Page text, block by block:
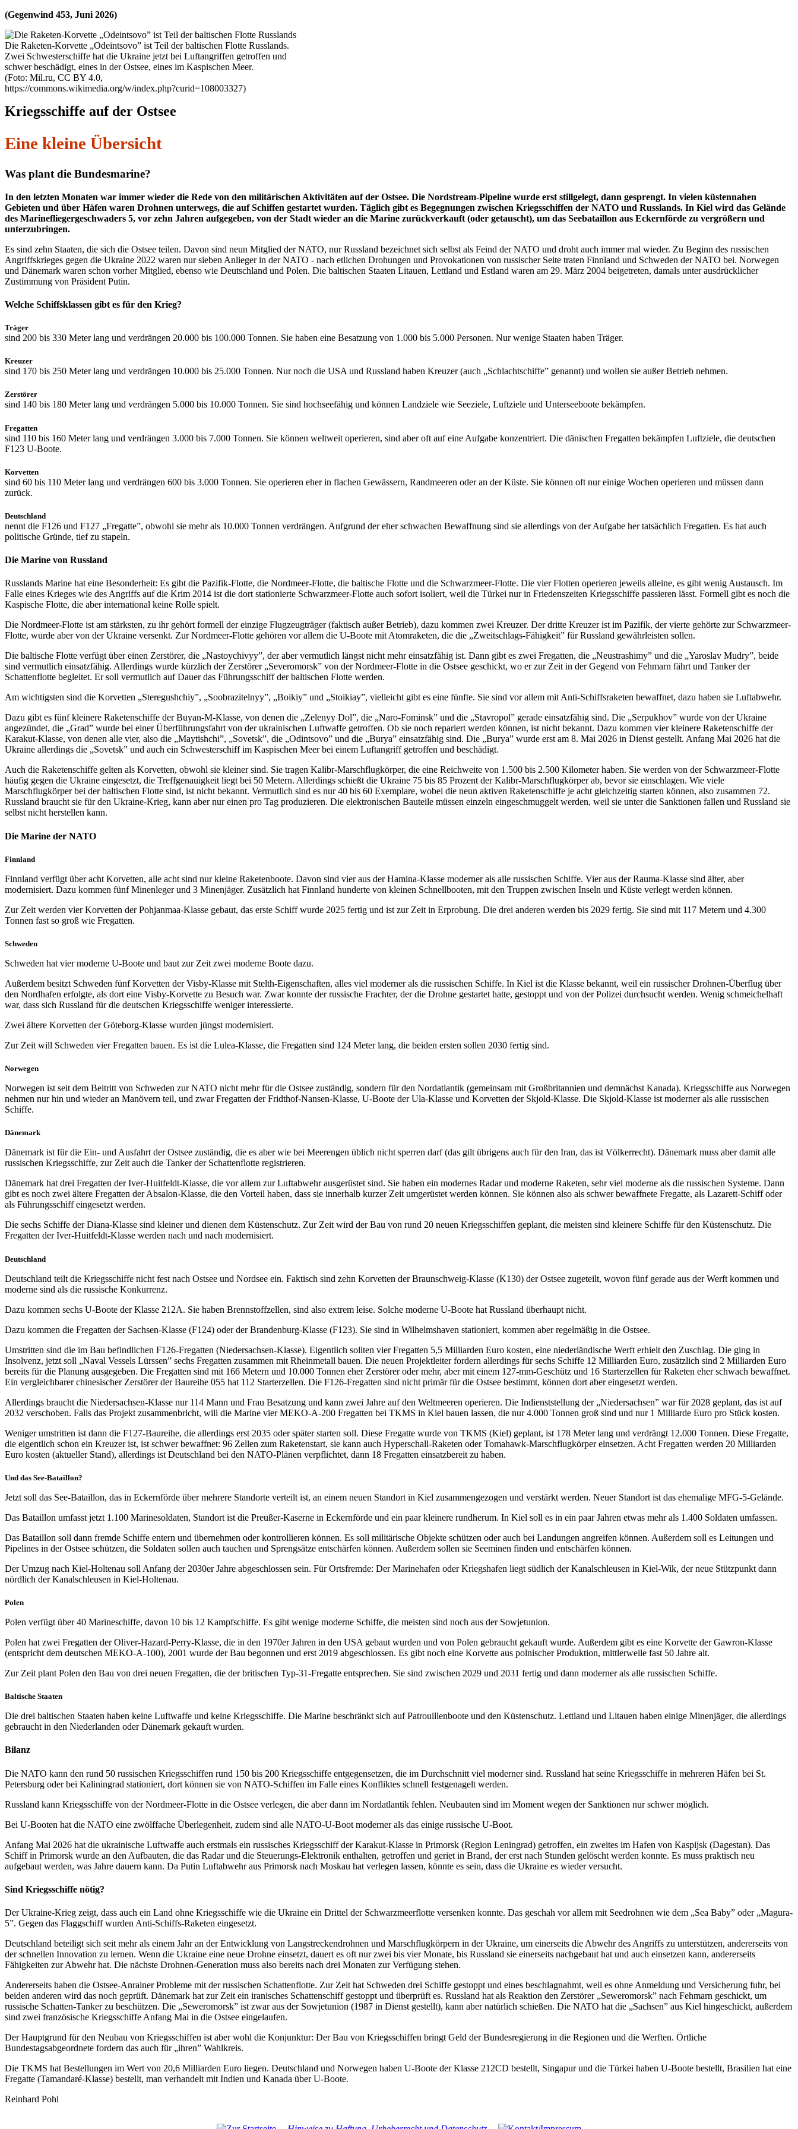
(Gegenwind 453, Juni 2026)
Die Raketen-Korvette „Odeintsovo” ist Teil der baltischen Flotte Russlands.
Zwei Schwesterschiffe hat die Ukraine jetzt bei Luftangriffen getroffen und
schwer beschädigt, eines in der Ostsee, eines im Kaspischen Meer.
(Foto: Mil.ru, CC BY 4.0,
https://commons.wikimedia.org/w/index.php?curid=108003327)
Kriegsschiffe auf der Ostsee
Eine kleine Übersicht
Was plant die Bundesmarine?
In den letzten Monaten war immer wieder die Rede von den militärischen Aktivitäten auf der Ostsee. Die Nordstream-Pipeline wurde erst stillgelegt, dann gesprengt. In vielen küstennahen
Gebieten und über Häfen waren Drohnen unterwegs, die auf Schiffen gestartet wurden. Täglich gibt es Begegnungen zwischen Kriegsschiffen der NATO und Russlands. In Kiel wird das Gelände
des Marinefliegergeschwaders 5, vor zehn Jahren aufgegeben, von der Stadt wieder an die Marine zurückverkauft (oder getauscht), um das Seebataillon aus Eckernförde zu vergrößern und
unterzubringen.
Es sind zehn Staaten, die sich die Ostsee teilen. Davon sind neun Mitglied der NATO, nur Russland bezeichnet sich selbst als Feind der NATO und droht auch immer mal wieder. Zu Beginn des russischen
Angriffskrieges gegen die Ukraine 2022 waren nur sieben Anlieger in der NATO - nach etlichen Drohungen und Provokationen von russischer Seite traten Finnland und Schweden der NATO bei. Norwegen
und Dänemark waren schon vorher Mitglied, ebenso wie Deutschland und Polen. Die baltischen Staaten Litauen, Lettland und Estland waren am 29. März 2004 beigetreten, damals unter ausdrücklicher
Zustimmung von Präsident Putin.
Welche Schiffsklassen gibt es für den Krieg?
Träger
sind 200 bis 330 Meter lang und verdrängen 20.000 bis 100.000 Tonnen. Sie haben eine Besatzung von 1.000 bis 5.000 Personen. Nur wenige Staaten haben Träger.
Kreuzer
sind 170 bis 250 Meter lang und verdrängen 10.000 bis 25.000 Tonnen. Nur noch die USA und Russland haben Kreuzer (auch „Schlachtschiffe” genannt) und wollen sie außer Betrieb nehmen.
Zerstörer
sind 140 bis 180 Meter lang und verdrängen 5.000 bis 10.000 Tonnen. Sie sind hochseefähig und können Landziele wie Seeziele, Luftziele und Unterseeboote bekämpfen.
Fregatten
sind 110 bis 160 Meter lang und verdrängen 3.000 bis 7.000 Tonnen. Sie können weltweit operieren, sind aber oft auf eine Aufgabe konzentriert. Die dänischen Fregatten bekämpfen Luftziele, die deutschen
F123 U-Boote.
Korvetten
sind 60 bis 110 Meter lang und verdrängen 600 bis 3.000 Tonnen. Sie operieren eher in flachen Gewässern, Randmeeren oder an der Küste. Sie können oft nur einige Wochen operieren und müssen dann
zurück.
Deutschland
nennt die F126 und F127 „Fregatte”, obwohl sie mehr als 10.000 Tonnen verdrängen. Aufgrund der eher schwachen Bewaffnung sind sie allerdings von der Aufgabe her tatsächlich Fregatten. Es hat auch
politische Gründe, tief zu stapeln.
Die Marine von Russland
Russlands Marine hat eine Besonderheit: Es gibt die Pazifik-Flotte, die Nordmeer-Flotte, die baltische Flotte und die Schwarzmeer-Flotte. Die vier Flotten operieren jeweils alleine, es gibt wenig Austausch. Im
Falle eines Krieges wie des Angriffs auf die Krim 2014 ist die dort stationierte Schwarzmeer-Flotte auch sofort isoliert, weil die Türkei nur in Friedenszeiten Kriegsschiffe passieren lässt. Formell gibt es noch die
Kaspische Flotte, die aber international keine Rolle spielt.
Die Nordmeer-Flotte ist am stärksten, zu ihr gehört formell der einzige Flugzeugträger (faktisch außer Betrieb), dazu kommen zwei Kreuzer. Der dritte Kreuzer ist im Pazifik, der vierte gehörte zur Schwarzmeer-
Flotte, wurde aber von der Ukraine versenkt. Zur Nordmeer-Flotte gehören vor allem die U-Boote mit Atomraketen, die die „Zweitschlags-Fähigkeit” für Russland gewährleisten sollen.
Die baltische Flotte verfügt über einen Zerstörer, die „Nastoychivyy”, der aber vermutlich längst nicht mehr einsatzfähig ist. Dann gibt es zwei Fregatten, die „Neustrashimy” und die „Yaroslav Mudry”, beide
sind vermutlich einsatzfähig. Allerdings wurde kürzlich der Zerstörer „Severomorsk” von der Nordmeer-Flotte in die Ostsee geschickt, wo er zur Zeit in der Gegend von Fehmarn fährt und Tanker der
Schattenflotte begleitet. Er soll vermutlich auf Dauer das Führungsschiff der baltischen Flotte werden.
Am wichtigsten sind die Korvetten „Steregushchiy”, „Soobrazitelnyy”, „Boikiy” und „Stoikiay”, vielleicht gibt es eine fünfte. Sie sind vor allem mit Anti-Schiffsraketen bewaffnet, dazu haben sie Luftabwehr.
Dazu gibt es fünf kleinere Raketenschiffe der Buyan-M-Klasse, von denen die „Zelenyy Dol”, die „Naro-Fominsk” und die „Stavropol” gerade einsatzfähig sind. Die „Serpukhov” wurde von der Ukraine
angezündet, die „Grad” wurde bei einer Überführungsfahrt von der ukrainischen Luftwaffe getroffen. Ob sie noch repariert werden können, ist nicht bekannt. Dazu kommen vier kleinere Raketenschiffe der
Karakut-Klasse, von denen alle vier, also die „Maytishchi”, „Sovetsk”, die „Odintsovo” und die „Burya” einsatzfähig sind. Die „Burya” wurde erst am 8. Mai 2026 in Dienst gestellt. Anfang Mai 2026 hat die
Ukraine allerdings die „Sovetsk” und auch ein Schwesterschiff im Kaspischen Meer bei einem Luftangriff getroffen und beschädigt.
Auch die Raketenschiffe gelten als Korvetten, obwohl sie kleiner sind. Sie tragen Kalibr-Marschflugkörper, die eine Reichweite von 1.500 bis 2.500 Kilometer haben. Sie werden von der Schwarzmeer-Flotte
häufig gegen die Ukraine eingesetzt, die Treffgenauigkeit liegt bei 50 Metern. Allerdings schießt die Ukraine 75 bis 85 Prozent der Kalibr-Marschflugkörper ab, bevor sie einschlagen. Wie viele
Marschflugkörper bei der baltischen Flotte sind, ist nicht bekannt. Vermutlich sind es nur 40 bis 60 Exemplare, wobei die neun aktiven Raketenschiffe je acht gleichzeitig starten können, also zusammen 72.
Russland braucht sie für den Ukraine-Krieg, kann aber nur einen pro Tag produzieren. Die elektronischen Bauteile müssen einzeln eingeschmuggelt werden, weil sie unter die Sanktionen fallen und Russland sie
selbst nicht herstellen kann.
Die Marine der NATO
Finnland
Finnland verfügt über acht Korvetten, alle acht sind nur kleine Raketenboote. Davon sind vier aus der Hamina-Klasse moderner als alle russischen Schiffe. Vier aus der Rauma-Klasse sind älter, aber
modernisiert. Dazu kommen fünf Minenleger und 3 Minenjäger. Zusätzlich hat Finnland hunderte von kleinen Schnellbooten, mit den Truppen zwischen Inseln und Küste verlegt werden können.
Zur Zeit werden vier Korvetten der Pohjanmaa-Klasse gebaut, das erste Schiff wurde 2025 fertig und ist zur Zeit in Erprobung. Die drei anderen werden bis 2029 fertig. Sie sind mit 117 Metern und 4.300
Tonnen fast so groß wie Fregatten.
Schweden
Schweden hat vier moderne U-Boote und baut zur Zeit zwei moderne Boote dazu.
Außerdem besitzt Schweden fünf Korvetten der Visby-Klasse mit Stelth-Eigenschaften, alles viel moderner als die russischen Schiffe. In Kiel ist die Klasse bekannt, weil ein russischer Drohnen-Überflug über
den Nordhafen erfolgte, als dort eine Visby-Korvette zu Besuch war. Zwar konnte der russische Frachter, der die Drohne gestartet hatte, gestoppt und von der Polizei durchsucht werden. Wenig schmeichelhaft
war, dass sich Russland für die deutschen Kriegsschiffe weniger interessierte.
Zwei ältere Korvetten der Göteborg-Klasse wurden jüngst modernisiert.
Zur Zeit will Schweden vier Fregatten bauen. Es ist die Lulea-Klasse, die Fregatten sind 124 Meter lang, die beiden ersten sollen 2030 fertig sind.
Norwegen
Norwegen ist seit dem Beitritt von Schweden zur NATO nicht mehr für die Ostsee zuständig, sondern für den Nordatlantik (gemeinsam mit Großbritannien und demnächst Kanada). Kriegsschiffe aus Norwegen
nehmen nur hin und wieder an Manövern teil, und zwar Fregatten der Fridthof-Nansen-Klasse, U-Boote der Ula-Klasse und Korvetten der Skjold-Klasse. Die Skjold-Klasse ist moderner als alle russischen
Schiffe.
Dänemark
Dänemark ist für die Ein- und Ausfahrt der Ostsee zuständig, die es aber wie bei Meerengen üblich nicht sperren darf (das gilt übrigens auch für den Iran, das ist Völkerrecht). Dänemark muss aber damit alle
russischen Kriegsschiffe, zur Zeit auch die Tanker der Schattenflotte registrieren.
Dänemark hat drei Fregatten der Iver-Huitfeldt-Klasse, die vor allem zur Luftabwehr ausgerüstet sind. Sie haben ein modernes Radar und moderne Raketen, sehr viel moderne als die russischen Systeme. Dann
gibt es noch zwei ältere Fregatten der Absalon-Klasse, die den Vorteil haben, dass sie innerhalb kurzer Zeit umgerüstet werden können. Sie können also als schwer bewaffnete Fregatte, als Lazarett-Schiff oder
als Führungsschiff eingesetzt werden.
Die sechs Schiffe der Diana-Klasse sind kleiner und dienen dem Küstenschutz. Zur Zeit wird der Bau von rund 20 neuen Kriegsschiffen geplant, die meisten sind kleinere Schiffe für den Küstenschutz. Die
Fregatten der Iver-Huitfeldt-Klasse werden nach und nach modernisiert.
Deutschland
Deutschland teilt die Kriegsschiffe nicht fest nach Ostsee und Nordsee ein. Faktisch sind zehn Korvetten der Braunschweig-Klasse (K130) der Ostsee zugeteilt, wovon fünf gerade aus der Werft kommen und
moderne sind als die russische Konkurrenz.
Dazu kommen sechs U-Boote der Klasse 212A. Sie haben Brennstoffzellen, sind also extrem leise. Solche moderne U-Boote hat Russland überhaupt nicht.
Dazu kommen die Fregatten der Sachsen-Klasse (F124) oder der Brandenburg-Klasse (F123). Sie sind in Wilhelmshaven stationiert, kommen aber regelmäßig in die Ostsee.
Umstritten sind die im Bau befindlichen F126-Fregatten (Niedersachsen-Klasse). Eigentlich sollten vier Fregatten 5,5 Milliarden Euro kosten, eine niederländische Werft erhielt den Zuschlag. Die ging in
Insolvenz, jetzt soll „Naval Vessels Lürssen” sechs Fregatten zusammen mit Rheinmetall bauen. Die neuen Projektleiter fordern allerdings für sechs Schiffe 12 Milliarden Euro, zusätzlich sind 2 Milliarden Euro
bereits für die Planung ausgegeben. Die Fregatten sind mit 166 Metern und 10.000 Tonnen eher Zerstörer oder mehr, aber mit einem 127-mm-Geschütz und 16 Starterzellen für Raketen eher schwach bewaffnet.
Ein vergleichbarer chinesischer Zerstörer der Baureihe 055 hat 112 Starterzellen. Die F126-Fregatten sind nicht primär für die Ostsee bestimmt, können dort aber eingesetzt werden.
Allerdings braucht die Niedersachsen-Klasse nur 114 Mann und Frau Besatzung und kann zwei Jahre auf den Weltmeeren operieren. Die Indienststellung der „Niedersachsen” war für 2028 geplant, das ist auf
2032 verschoben. Falls das Projekt zusammenbricht, will die Marine vier MEKO-A-200 Fregatten bei TKMS in Kiel bauen lassen, die nur 4.000 Tonnen groß sind und nur 1 Milliarde Euro pro Stück kosten.
Weniger umstritten ist dann die F127-Baureihe, die allerdings erst 2035 oder später starten soll. Diese Fregatte wurde von TKMS (Kiel) geplant, ist 178 Meter lang und verdrängt 12.000 Tonnen. Diese Fregatte,
die eigentlich schon ein Kreuzer ist, ist schwer bewaffnet: 96 Zellen zum Raketenstart, sie kann auch Hyperschall-Raketen oder Tomahawk-Marschflugkörper einsetzen. Acht Fregatten werden 20 Milliarden
Euro kosten (aktueller Stand), allerdings ist Deutschland bei den NATO-Plänen verpflichtet, dann 18 Fregatten einsatzbereit zu haben.
Und das See-Bataillon?
Jetzt soll das See-Bataillon, das in Eckernförde über mehrere Standorte verteilt ist, an einem neuen Standort in Kiel zusammengezogen und verstärkt werden. Neuer Standort ist das ehemalige MFG-5-Gelände.
Das Bataillon umfasst jetzt 1.100 Marinesoldaten, Standort ist die Preußer-Kaserne in Eckernförde und ein paar kleinere rundherum. In Kiel soll es in ein paar Jahren etwas mehr als 1.400 Soldaten umfassen.
Das Bataillon soll dann fremde Schiffe entern und übernehmen oder kontrollieren können. Es soll militärische Objekte schützen oder auch bei Landungen angreifen können. Außerdem soll es Leitungen und
Pipelines in der Ostsee schützen, die Soldaten sollen auch tauchen und Sprengsätze entschärfen können. Außerdem sollen sie Seeminen finden und entschärfen können.
Der Umzug nach Kiel-Holtenau soll Anfang der 2030er Jahre abgeschlossen sein. Für Ortsfremde: Der Marinehafen oder Kriegshafen liegt südlich der Kanalschleusen in Kiel-Wik, der neue Stützpunkt dann
nördlich der Kanalschleusen in Kiel-Holtenau.
Polen
Polen verfügt über 40 Marineschiffe, davon 10 bis 12 Kampfschiffe. Es gibt wenige moderne Schiffe, die meisten sind noch aus der Sowjetunion.
Polen hat zwei Fregatten der Oliver-Hazard-Perry-Klasse, die in den 1970er Jahren in den USA gebaut wurden und von Polen gebraucht gekauft wurde. Außerdem gibt es eine Korvette der Gawron-Klasse
(entspricht dem deutschen MEKO-A-100), 2001 wurde der Bau begonnen und erst 2019 abgeschlossen. Es gibt noch eine Korvette aus polnischer Produktion, mittlerweile fast 50 Jahre alt.
Zur Zeit plant Polen den Bau von drei neuen Fregatten, die der britischen Typ-31-Fregatte entsprechen. Sie sind zwischen 2029 und 2031 fertig und dann moderner als alle russischen Schiffe.
Baltische Staaten
Die drei baltischen Staaten haben keine Luftwaffe und keine Kriegsschiffe. Die Marine beschränkt sich auf Patrouillenboote und den Küstenschutz. Lettland und Litauen haben einige Minenjäger, die allerdings
gebraucht in den Niederlanden oder Dänemark gekauft wurden.
Bilanz
Die NATO kann den rund 50 russischen Kriegsschiffen rund 150 bis 200 Kriegsschiffe entgegensetzen, die im Durchschnitt viel moderner sind. Russland hat seine Kriegsschiffe in mehreren Häfen bei St.
Petersburg oder bei Kaliningrad stationiert, dort können sie von NATO-Schiffen im Falle eines Konfliktes schnell festgenagelt werden.
Russland kann Kriegsschiffe von der Nordmeer-Flotte in die Ostsee verlegen, die aber dann im Nordatlantik fehlen. Neubauten sind im Moment wegen der Sanktionen nur schwer möglich.
Bei U-Booten hat die NATO eine zwölffache Überlegenheit, zudem sind alle NATO-U-Boot moderner als das einige russische U-Boot.
Anfang Mai 2026 hat die ukrainische Luftwaffe auch erstmals ein russisches Kriegsschiff der Karakut-Klasse in Primorsk (Region Leningrad) getroffen, ein zweites im Hafen von Kaspijsk (Dagestan). Das
Schiff in Primorsk wurde an den Aufbauten, die das Radar und die Steuerungs-Elektronik enthalten, getroffen und geriet in Brand, der erst nach Stunden gelöscht werden konnte. Es muss praktisch neu
aufgebaut werden, was Jahre dauern kann. Da Putin Luftabwehr aus Primorsk nach Moskau hat verlegen lassen, könnte es sein, dass die Ukraine es wieder versucht.
Sind Kriegsschiffe nötig?
Der Ukraine-Krieg zeigt, dass auch ein Land ohne Kriegsschiffe wie die Ukraine ein Drittel der Schwarzmeerflotte versenken konnte. Das geschah vor allem mit Seedrohnen wie dem „Sea Baby” oder „Magura-
5”. Gegen das Flaggschiff wurden Anti-Schiffs-Raketen eingesetzt.
Deutschland beteiligt sich seit mehr als einem Jahr an der Entwicklung von Langstreckendrohnen und Marschflugkörpern in der Ukraine, um einerseits die Abwehr des Angriffs zu unterstützen, andererseits von
der schnellen Innovation zu lernen. Wenn die Ukraine eine neue Drohne einsetzt, dauert es oft nur zwei bis vier Monate, bis Russland sie einerseits nachgebaut hat und auch einsetzen kann, andererseits
Fähigkeiten zur Abwehr hat. Die nächste Drohnen-Generation muss also bereits nach drei Monaten zur Verfügung stehen.
Andererseits haben die Ostsee-Anrainer Probleme mit der russischen Schattenflotte. Zur Zeit hat Schweden drei Schiffe gestoppt und eines beschlagnahmt, weil es ohne Anmeldung und Versicherung fuhr, bei
beiden anderen wird das noch geprüft. Dänemark hat zur Zeit ein iranisches Schattenschiff gestoppt und überprüft es. Russland hat als Reaktion den Zerstörer „Seweromorsk” nach Fehmarn geschickt, um
russische Schatten-Tanker zu beschützen. Die „Seweromorsk” ist zwar aus der Sowjetunion (1987 in Dienst gestellt), kann aber natürlich schießen. Die NATO hat die „Sachsen” aus Kiel hingeschickt, außerdem
sind zwei französische Kriegsschiffe Anfang Mai in die Ostsee eingelaufen.
Der Hauptgrund für den Neubau von Kriegsschiffen ist aber wohl die Konjunktur: Der Bau von Kriegsschiffen bringt Geld der Bundesregierung in die Regionen und die Werften. Örtliche
Bundestagsabgeordnete fordern das auch für „ihren” Wahlkreis.
Die TKMS hat Bestellungen im Wert von 20,6 Milliarden Euro liegen. Deutschland und Norwegen haben U-Boote der Klasse 212CD bestellt, Singapur und die Türkei haben U-Boote bestellt, Brasilien hat eine
Fregatte (Tamandaré-Klasse) bestellt, man verhandelt mit Indien und Kanada über U-Boote.
Reinhard Pohl